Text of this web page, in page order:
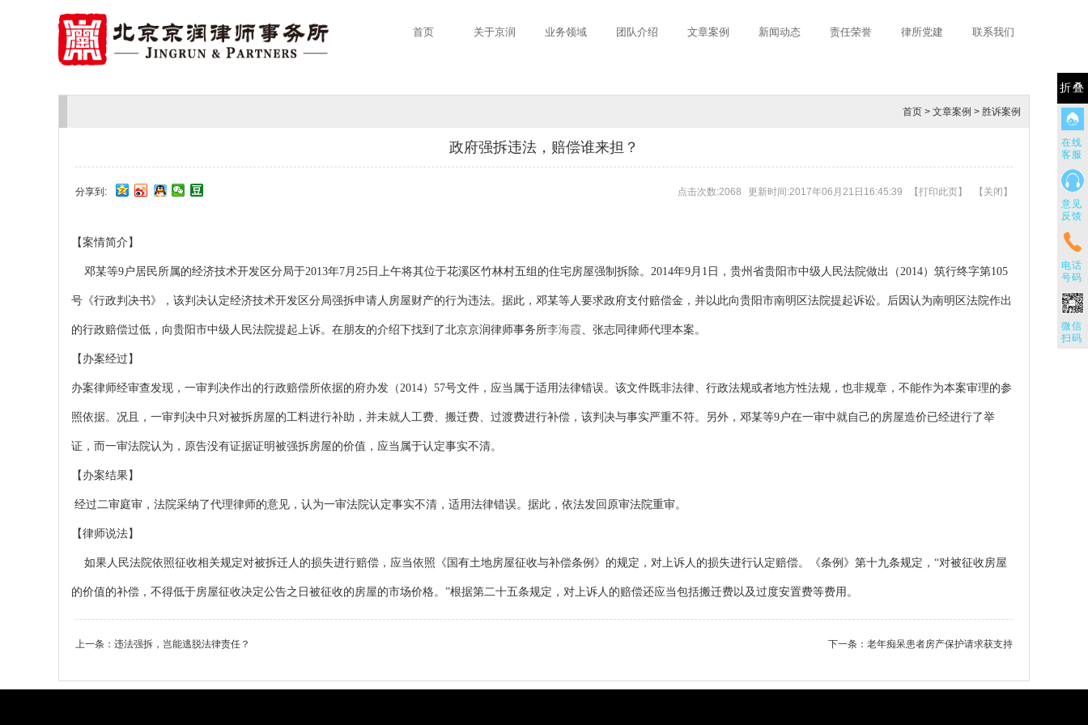
折叠
在线
客服
意见
反馈
电话
号码
微信
扫码
首页 关于京润 业务领域 团队介绍 文章案例 新闻动态 责任荣誉 律所党建 联系我们
首页 > 文章案例 > 胜诉案例
政府强拆违法，赔偿谁来担？
分享到: 点击次数:2068 更新时间:2017年06月21日16:45:39 【打印此页】 【 关闭 】
【案情简介】
邓某等9户居民所属的经济技术开发区分局于2013年7月25日上午将其位于花溪区竹林村五组的住宅房屋强制拆除。2014年9月1日，贵州省贵阳市中级人民法院做出（2014）筑行终字第105
号《行政判决书》，该判决认定经济技术开发区分局强拆申请人房屋财产的行为违法。据此，邓某等人要求政府支付赔偿金，并以此向贵阳市南明区法院提起诉讼。后因认为南明区法院作出
的行政赔偿过低，向贵阳市中级人民法院提起上诉。在朋友的介绍下找到了北京京润律师事务所李海霞、张志同律师代理本案。
【办案经过】
办案律师经审查发现，一审判决作出的行政赔偿所依据的府办发（2014）57号文件，应当属于适用法律错误。该文件既非法律、行政法规或者地方性法规，也非规章，不能作为本案审理的参
照依据。况且，一审判决中只对被拆房屋的工料进行补助，并未就人工费、搬迁费、过渡费进行补偿，该判决与事实严重不符。另外，邓某等9户在一审中就自己的房屋造价已经进行了举
证，而一审法院认为，原告没有证据证明被强拆房屋的价值，应当属于认定事实不清。
【办案结果】
经过二审庭审，法院采纳了代理律师的意见，认为一审法院认定事实不清，适用法律错误。据此，依法发回原审法院重审。
【律师说法】
如果人民法院依照征收相关规定对被拆迁人的损失进行赔偿，应当依照《国有土地房屋征收与补偿条例》的规定，对上诉人的损失进行认定赔偿。《条例》第十九条规定，“对被征收房屋
的价值的补偿，不得低于房屋征收决定公告之日被征收的房屋的市场价格。”根据第二十五条规定，对上诉人的赔偿还应当包括搬迁费以及过度安置费等费用。
上一条： 违法强拆，岂能逃脱法律责任？ 下一条： 老年痴呆患者房产保护请求获支持